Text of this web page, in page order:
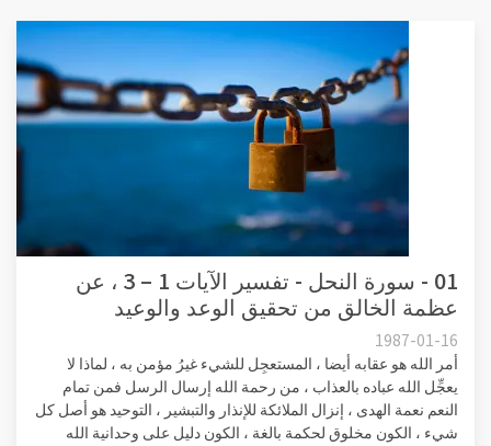
01 - سورة النحل - تفسير الآيات 1 – 3 ، عن
عظمة الخالق من تحقيق الوعد والوعيد
1987-01-16
أمر الله هو عقابه أيضا ، المستعجِل للشيء غيرُ مؤمن به ، لماذا لا
يعجِّل الله عباده بالعذاب ، من رحمة الله إرسال الرسل فمن تمام
النعم نعمة الهدى ، إنزال الملائكة للإنذار والتبشير ، التوحيد هو أصل كل
شيء ، الكون مخلوق لحكمة بالغة ، الكون دليل على وحدانية الله